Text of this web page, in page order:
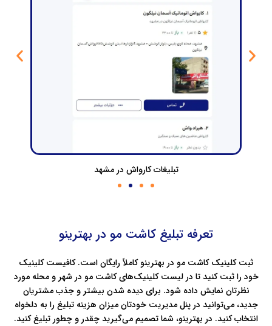
تبلیغات کارواش در مشهد
تعرفه تبلیغ کاشت مو در بهترینو
ثبت کلینیک کاشت مو در بهترینو کاملاً رایگان است. کافیست کلینیک
خود را ثبت کنید تا در لیست کلینیک‌های کاشت مو در شهر و محله‌ مورد
نظرتان نمایش داده شود. برای دیده شدن بیشتر و جذب مشتریان
جدید، می‌توانید در پنل مدیریت خودتان میزان هزینه تبلیغ را به دلخواه
انتخاب کنید. در بهترینو، شما تصمیم می‌گیرید چقدر و چطور تبلیغ کنید.